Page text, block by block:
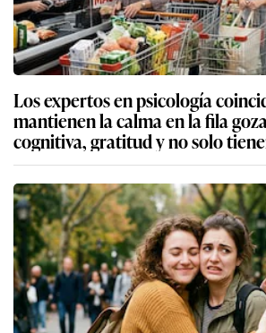
Los expertos en psicología
mantienen la calma en la fila
cognitiva, gratitud y no solo